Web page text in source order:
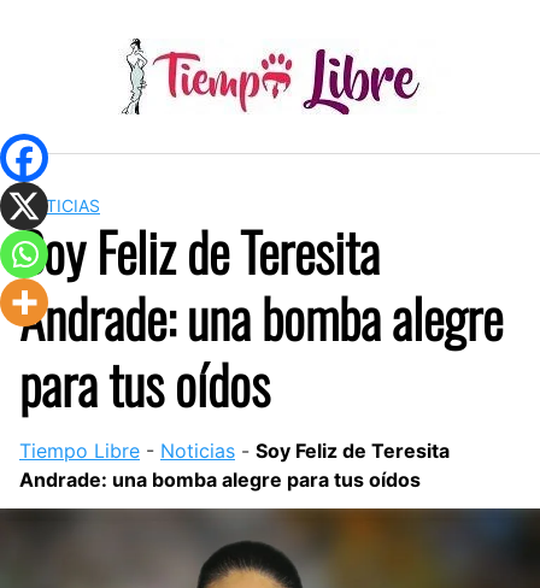
NOTICIAS
Soy Feliz de Teresita
Andrade: una bomba alegre
para tus oídos
Tiempo Libre - Noticias - Soy Feliz de Teresita
Andrade: una bomba alegre para tus oídos